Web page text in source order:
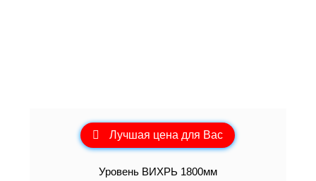
Лучшая цена для Вас
Уровень ВИХРЬ 1800мм